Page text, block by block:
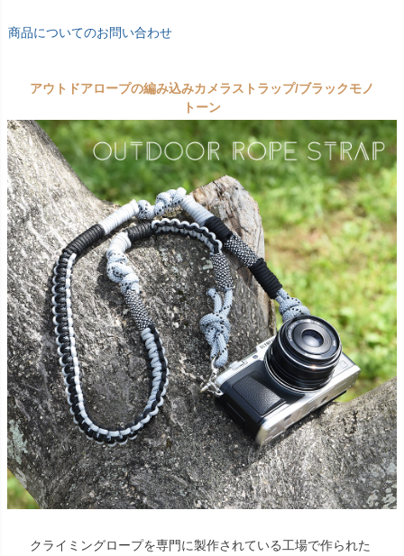
商品についてのお問い合わせ
アウトドアロープの編み込みカメラストラップ/ブラックモノ
トーン
クライミングロープを専門に製作されている工場で作られた